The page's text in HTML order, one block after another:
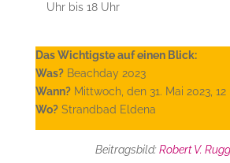
Uhr bis 18 Uhr
Das Wichtigste auf einen Blick:
Was?Beachday 2023
Wann?Mittwoch, den 31. Mai 2023,
Wo?Strandbad Eldena
Beitragsbild:Robert V.